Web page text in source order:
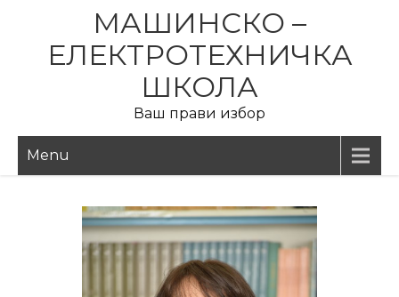
МАШИНСКО –
ЕЛЕКТРОТЕХНИЧКА
ШКОЛА
Ваш прави избор
Menu